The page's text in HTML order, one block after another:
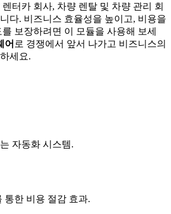
렌터카 회사, 차량 렌탈 및 차량 관리 회
다. 비즈니스 효율성을 높이고, 비용을
보장하려면 이 모듈을 사용해 보세
어 로 경쟁에서 앞서 나가고 비즈니스의
세요.
자동화 시스템.
통한 비용 절감 효과.